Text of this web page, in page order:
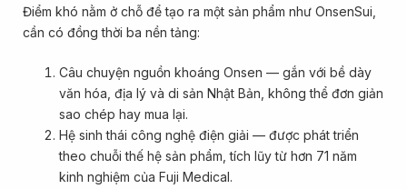
Điểm khó nằm ở chỗ để tạo ra một sản phẩm như OnsenSui,
cần có đồng thời ba nền tảng:
Câu chuyện nguồn khoáng Onsen — gắn với bề dày
văn hóa, địa lý và di sản Nhật Bản, không thể đơn giản
sao chép hay mua lại.
Hệ sinh thái công nghệ điện giải — được phát triển
theo chuỗi thế hệ sản phẩm, tích lũy từ hơn 71 năm
kinh nghiệm của Fuji Medical.